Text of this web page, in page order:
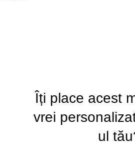
Îți place acest
vrei
ul